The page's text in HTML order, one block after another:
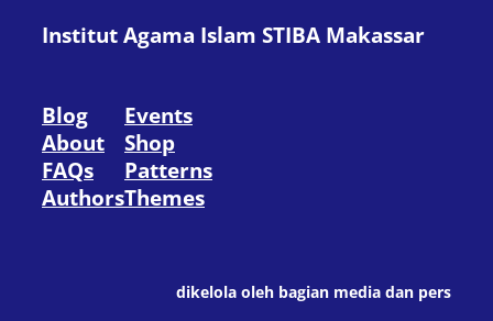
Institut Agama Islam STIBA Makassar
Blog
About
FAQs
Authors
Events
Shop
Patterns
Themes
dikelola oleh bagian media dan pers